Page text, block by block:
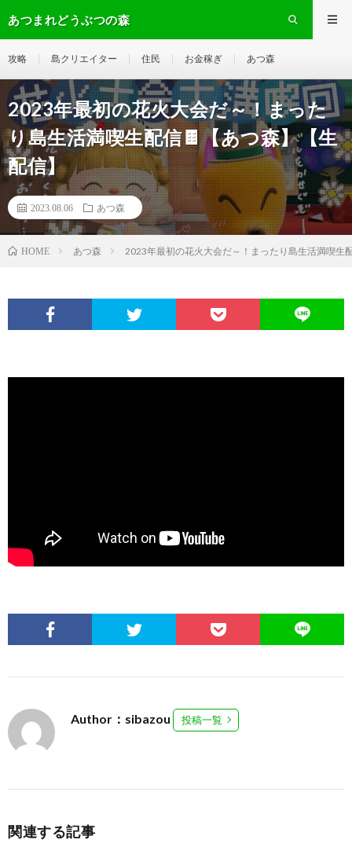
あつまれどうぶつの森
攻略 島クリエイター 住民 お金稼ぎ あつ森
2023年最初の花火大会だ～！まった
り島生活満喫生配信🍫【あつ森】【生
配信】
2023.08.06 あつ森
HOME あつ森 2023年最初の花火大会だ～！まったり島生活満喫生
Author：sibazou 投稿一覧
関連する記事